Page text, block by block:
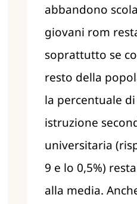
abbandono
giovani rom
soprattutto se
resto della
la percentuale
istruzione
universitaria
9 e lo 0,5%)
alla media.